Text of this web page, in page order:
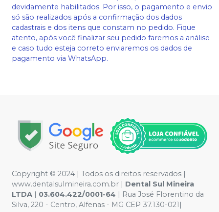
devidamente habilitados. Por isso, o pagamento e envio
só são realizados após a confirmação dos dados
cadastrais e dos itens que constam no pedido. Fique
atento, após você finalizar seu pedido faremos a análise
e caso tudo esteja correto enviaremos os dados de
pagamento via WhatsApp.
Copyright © 2024 | Todos os direitos reservados |
www.dentalsulmineira.com.br | Dental Sul Mineira
LTDA | 03.604.422/0001-64 | Rua José Florentino da
Silva, 220 - Centro, Alfenas - MG CEP 37.130-021|